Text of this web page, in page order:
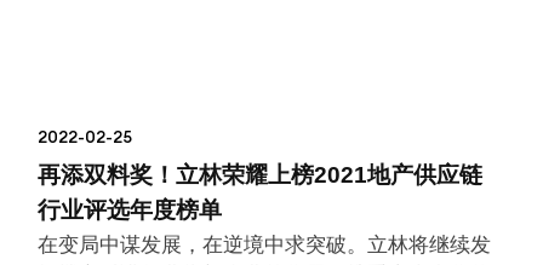
2022-02-25
再添双料奖！立林荣耀上榜2021地产供应链
行业评选年度榜单
在变局中谋发展，在逆境中求突破。立林将继续发